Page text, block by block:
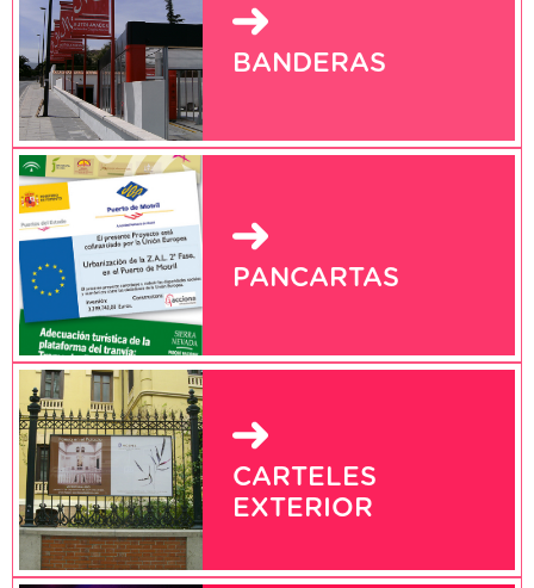
BANDERAS
PANCARTAS
CARTELES
EXTERIOR